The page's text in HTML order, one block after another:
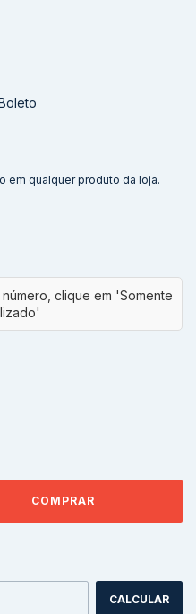
em qualquer produto da loja.
CALCULAR